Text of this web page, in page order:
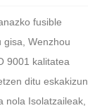
fusible
gisa, Wenzhou
9001 kalitatea
ditu eskakizun
nola Isolatzaileak,